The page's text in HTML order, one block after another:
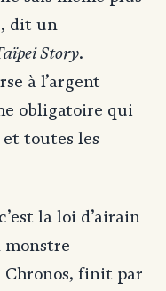
dit un
Story.
à l’argent
obligatoire qui
toutes les
la loi d’airain
monstre
finit par